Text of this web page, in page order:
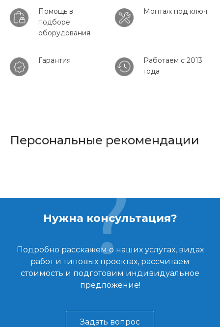
Помощь в
подборе
оборудования
Монтаж под ключ
Гарантия
Работаем с 2013
года
Персональные рекомендации
Нужна консультация?
Подробно расскажем о наших услугах, видах
работ и типовых проектах, рассчитаем
стоимость и подготовим индивидуальное
предложение!
Задать вопрос